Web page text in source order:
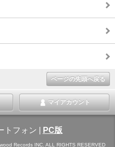
ページの先頭へ戻る
マイアカウント
トフォン PC版
Records INC. ALL RIGHTS RESERVED